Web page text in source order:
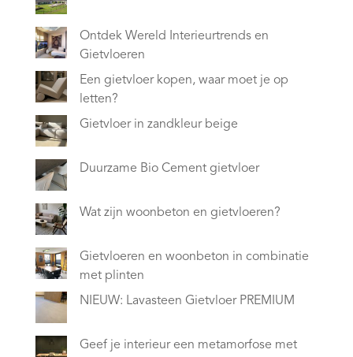
Ontdek Wereld Interieurtrends en
Gietvloeren
Een gietvloer kopen, waar moet je op
letten?
Gietvloer in zandkleur beige
Duurzame Bio Cement gietvloer
Wat zijn woonbeton en gietvloeren?
Gietvloeren en woonbeton in combinatie
met plinten
NIEUW: Lavasteen Gietvloer PREMIUM
Geef je interieur een metamorfose met